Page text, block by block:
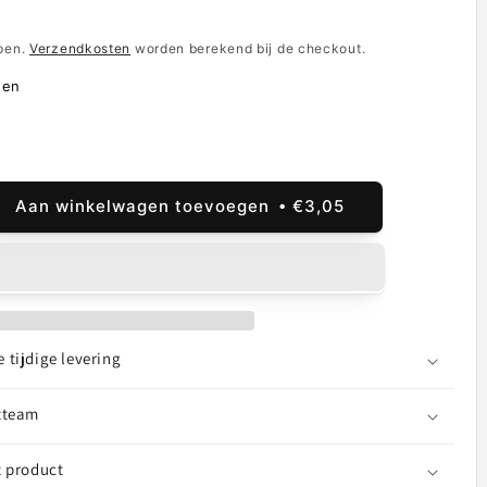
Verzendkosten worden berekend bij de checkout.
Aan winkelwagen toevoegen €3,05
tijdige levering
product